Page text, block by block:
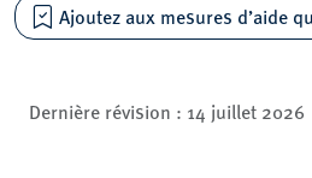
Ajoutez aux mesures d’aide
Dernière révision : 14 juillet 2026